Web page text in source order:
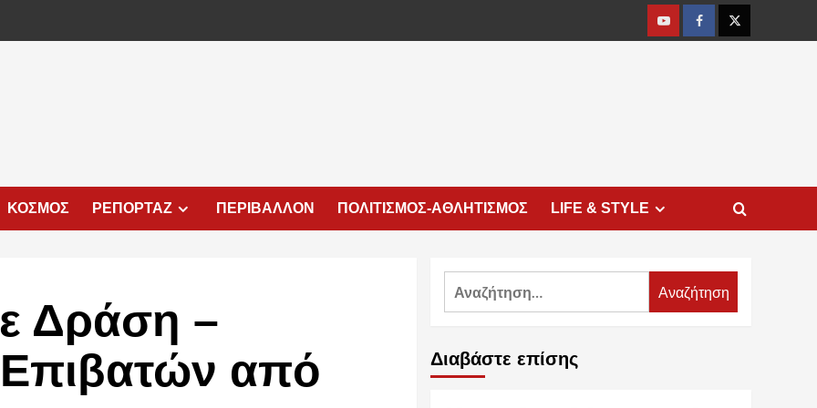
YoutubeFacebookTwitter
ΚΟΣΜΟΣ ΡΕΠΟΡΤΑΖ ΠΕΡΙΒΑΛΛΟΝ ΠΟΛΙΤΙΣΜΟΣ-ΑΘΛΗΤΙΣΜΟΣ LIFE & STYLE
Δράση –
από
Αναζήτηση
Διαβάστε επίσης